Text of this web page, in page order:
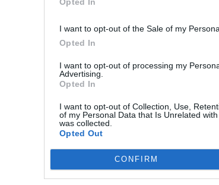
I want to opt-out of the Sale of my
Opted In
I want to opt-out of processing my
Advertising.
Opted In
I want to opt-out of Collection, Use,
of my Personal Data that Is Unrelated
was collected.
Opted Out
CONFIRM